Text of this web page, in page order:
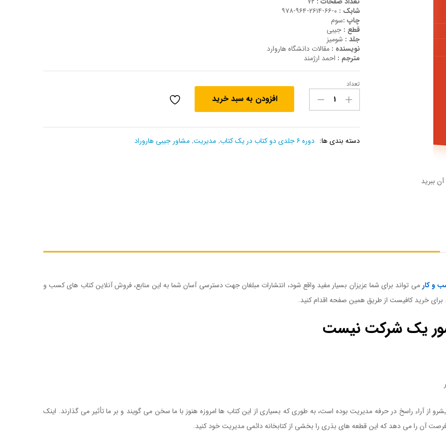
ببرید
شابک :
چاپ :سوم
قطع : جیبی
جلد : شومیز
نویسنده : مقالات دانشگاه هاروارد
مترجم : احمد ارژمند
کتاب
یک
کشور
شرکت
تعداد
افزودن به سبد خرید
دسته بندی ها: دوره ۶ جلدی دو کتاب در یک کتاب , مدیریت, مشاور جیبی هاروراد
و کار می تواند برای شما عزیزان بسیار مفید واقع شود، انتشارات مبلغان جهت دسترسی آسان شما به این منابع، فروش آنلاین کتاب های کسب و
برای خرید کافیست از طریق همین صفحه اقدام کنید.
یک شرکت نیست
پیشرو از آراء راسخ در حرفه مدیریت بوده است، به طوری که بسیاری از این کتاب ها امروزه هنوز با ما سخن می گویند و بر ما تأثیر می گذارند. اینک
فرصت آن را می دهد که این قطعه های بذری را بخشی از کتابخانه دائمی مدیریت خود کنید.